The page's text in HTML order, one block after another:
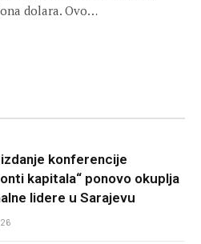
dolara. Ovo…
konferencije
kapitala“ ponovo okuplja
lidere u Sarajevu